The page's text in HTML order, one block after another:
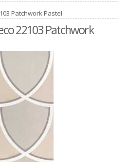
Patchwork Pastel
22103 Patchwork